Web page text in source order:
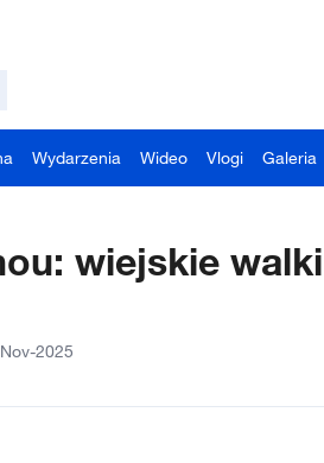
Wydarzenia Wideo Vlogi Galeria
wiejskie
2025